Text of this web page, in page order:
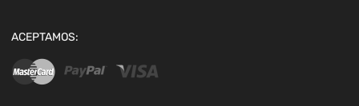
ACEPTAMOS: